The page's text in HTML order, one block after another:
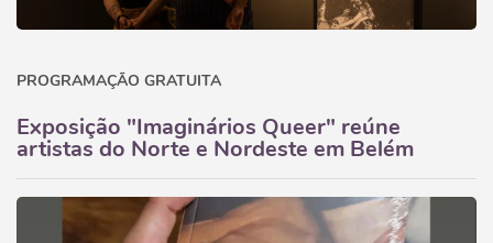
PROGRAMAÇÃO GRATUITA
Exposição "Imaginários Queer" reúne
artistas do Norte e Nordeste em Belém